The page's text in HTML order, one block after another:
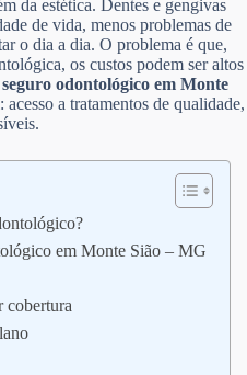
da estética. Dentes e gengivas
de vida, menos problemas de
o dia a dia. O problema é que,
os custos podem ser altos
seguro odontológico em Monte
a tratamentos de qualidade,
em Monte Sião – MG
cobertura